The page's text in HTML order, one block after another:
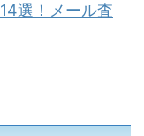
選！メール査